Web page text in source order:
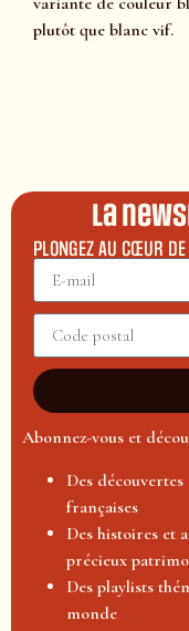
plutôt que blanc vif.
La
PLONGEZ AU CŒUR
Abonnez-vous et
Des
françaises
Des histoires et
précieux
Des playlists
monde